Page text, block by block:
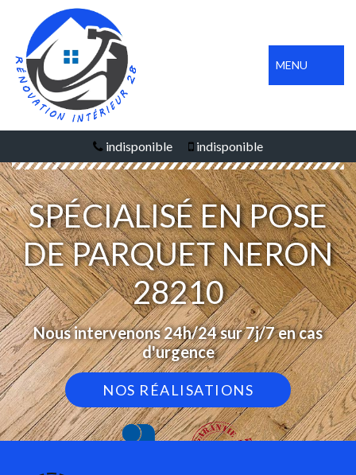
MENU
indisponible indisponible
SPÉCIALISÉ EN POSE
DE PARQUET NERON
28210
Nous intervenons 24h/24 sur 7j/7 en cas
d'urgence
NOS RÉALISATIONS